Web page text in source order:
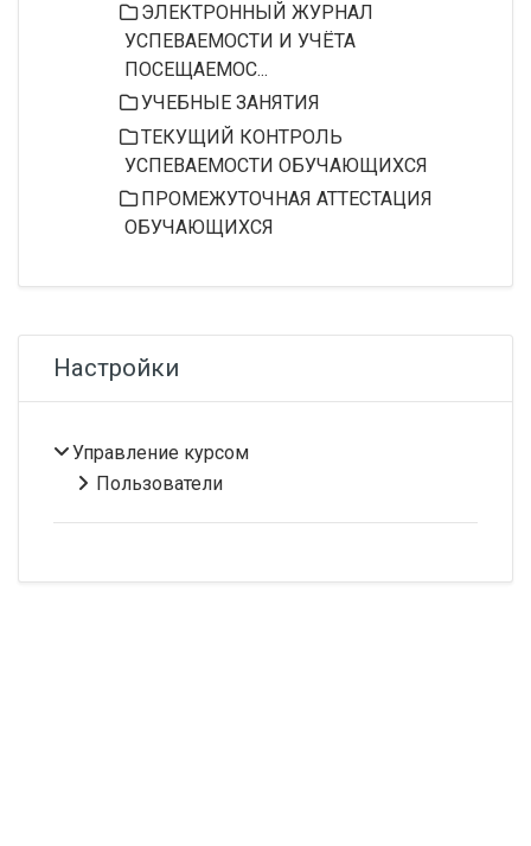
ЭЛЕКТРОННЫЙ ЖУРНАЛ
УСПЕВАЕМОСТИ И УЧЁТА
ПОСЕЩАЕМОС...
УЧЕБНЫЕ ЗАНЯТИЯ
ТЕКУЩИЙ КОНТРОЛЬ
УСПЕВАЕМОСТИ ОБУЧАЮЩИХСЯ
ПРОМЕЖУТОЧНАЯ АТТЕСТАЦИЯ
ОБУЧАЮЩИХСЯ
Настройки
Управление курсом
Пользователи